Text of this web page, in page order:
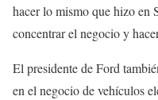
hacer lo mismo que hizo en
concentrar el negocio y
El presidente de Ford
en el negocio de vehículos